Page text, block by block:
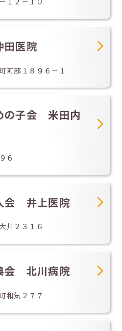
医院
阿部１８９６－１
の子会 米田内
６
会 井上医院
井２３１６
会 北川病院
和気２７７